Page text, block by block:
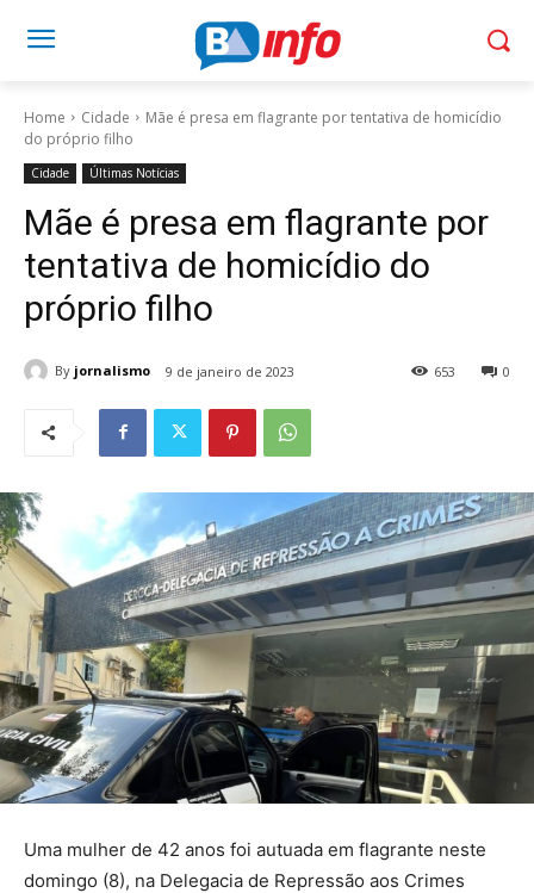
Home Cidade
Mãe é presa em flagrante por tentativa de homicídio
do próprio filho
Cidade Últimas Notícias
Mãe é presa em flagrante por
tentativa de homicídio do
próprio filho
By jornalismo 9 de janeiro de 2023 0
653
Uma mulher de 42 anos foi autuada em flagrante neste
domingo (8), na Delegacia de Repressão aos Crimes